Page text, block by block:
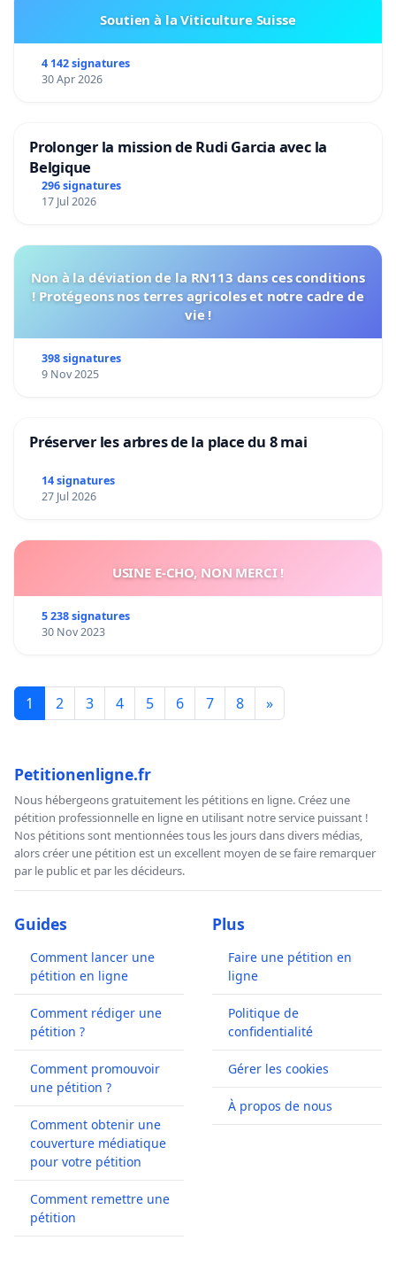
Soutien à la Viticulture Suisse
4 142 signatures
30 Apr 2026
Prolonger la mission de Rudi Garcia avec la
Belgique
296 signatures
17 Jul 2026
Non à la déviation de la RN113 dans ces conditions
! Protégeons nos terres agricoles et notre cadre de
vie !
398 signatures
9 Nov 2025
Préserver les arbres de la place du 8 mai
14 signatures
27 Jul 2026
USINE E-CHO, NON MERCI !
5 238 signatures
30 Nov 2023
1 2 3 4 5 6 7 8 »
Petitionenligne.fr
Nous hébergeons gratuitement les pétitions en ligne. Créez une
pétition professionnelle en ligne en utilisant notre service puissant !
Nos pétitions sont mentionnées tous les jours dans divers médias,
alors créer une pétition est un excellent moyen de se faire remarquer
par le public et par les décideurs.
Guides
Comment lancer une
pétition en ligne
Comment rédiger une
pétition ?
Comment promouvoir
une pétition ?
Comment obtenir une
couverture médiatique
pour votre pétition
Comment remettre une
pétition
Plus
Faire une pétition en
ligne
Politique de
confidentialité
Gérer les cookies
À propos de nous